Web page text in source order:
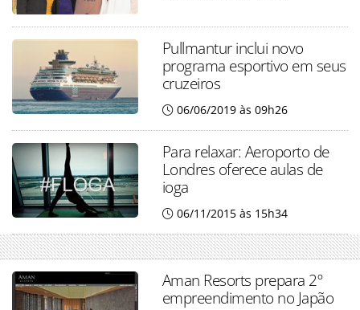
Pullmantur inclui novo
programa esportivo em seus
cruzeiros
06/06/2019 às 09h26
Para relaxar: Aeroporto de
Londres oferece aulas de
ioga
06/11/2015 às 15h34
Aman Resorts prepara 2º
empreendimento no Japão